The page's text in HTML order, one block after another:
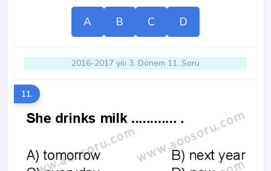
A B C D
2016-2017 yılı 3. Dönem 11. Soru
11.